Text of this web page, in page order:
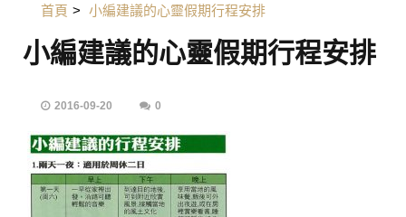
首頁 > 小編建議的心靈假期行程安排
小編建議的心靈假期行程安排
2016-09-20 0